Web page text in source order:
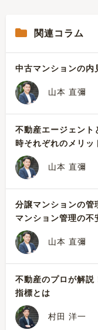
関連コラム
中古マンションの内
山本 直彌
不動産エージェント
時それぞれのメリッ
山本 直彌
分譲マンションの管
マンション管理の不
山本 直彌
不動産のプロが解説
指標とは
村田 洋一